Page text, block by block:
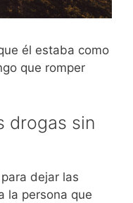
él estaba como
que romper
drogas sin
dejar las
la persona que